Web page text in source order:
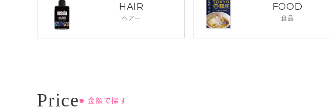
HAIR
ヘアー
FOOD
食品
金額で探す